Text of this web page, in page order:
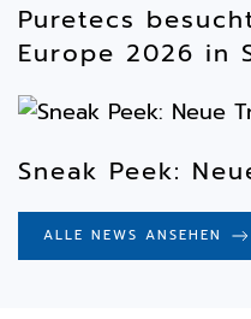
Puretecs
Europe 2026 in
Sneak Peek:
ALLE NEWS ANSEHEN